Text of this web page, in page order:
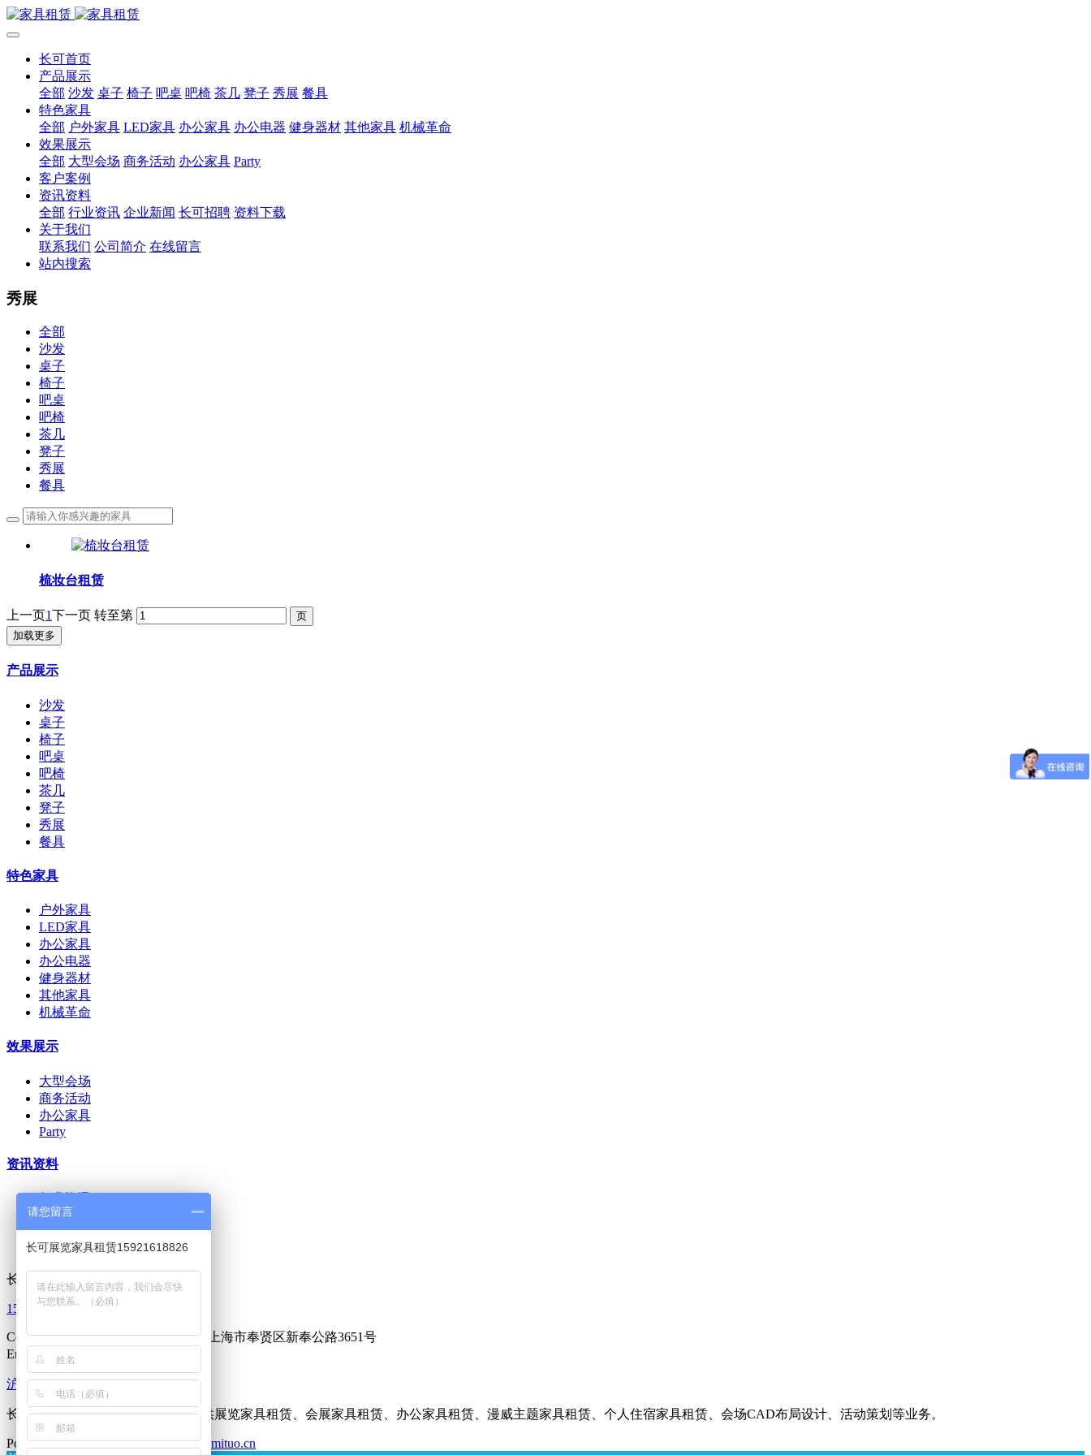
长可首页
产品展示
全部 沙发 桌子 椅子 吧桌 吧椅 茶几 凳子 秀展 餐具
特色家具
全部 户外家具 LED家具 办公家具 办公电器 健身器材 其他家具 机械革命
效果展示
全部 大型会场 商务活动 办公家具 Party
客户案例
资讯资料
全部 行业资讯 企业新闻 长可招聘 资料下载
关于我们
联系我们 公司简介 在线留言
站内搜索
秀展
全部
沙发
桌子
椅子
吧桌
吧椅
茶几
凳子
秀展
餐具
梳妆台租赁
上一页1下一页 转至第
加载更多
产品展示
沙发
桌子
椅子
吧桌
吧椅
茶几
凳子
秀展
餐具
特色家具
户外家具
LED家具
办公家具
办公电器
健身器材
其他家具
机械革命
效果展示
大型会场
商务活动
办公家具
Party
资讯资料
企业新闻
长可招聘
资料下载
长可展览在线
15921618826
Copyright © 2021长可展览版权所有,上海市奉贤区新奉公路3651号
Email：lixinshun@88.com
沪ICP备2021008098号-1
长可展览家具租赁，专注于为您提供展览家具租赁、会展家具租赁、办公家具租赁、漫威主题家具租赁、个人住宿家具租赁、会场CAD布局设计、活动策划等业务。
Powered byMetInfo 7.6©2008-2026 mituo.cn
请您留言
长可展览家具租赁15921618826